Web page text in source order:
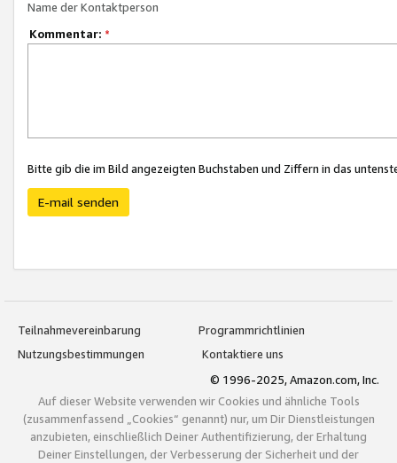
Name der Kontaktperson
Kommentar: *
Bitte gib die im Bild angezeigten Buchstaben und Ziffern in das
E-mail senden
Teilnahmevereinbarung
Programmrichtlinien
Nutzungsbestimmungen
Kontaktiere uns
© 1996-2025, Amazon.com, Inc.
Auf dieser Website verwenden wir Cookies und ähnliche Tools
(zusammenfassend „Cookies“ genannt) nur, um Dir Dienstleistungen
anzubieten, einschließlich Deiner Authentifizierung, der Erhaltung
Deiner Einstellungen, der Verbesserung der Sicherheit und der